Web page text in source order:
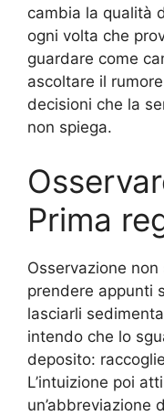
cambia la qualità
ogni volta che
guardare come
ascoltare il
decisioni che la
non spiega.
Prima
Osservazione
prendere appunti
lasciarli
intendo che lo
deposito:
L’intuizione poi
un’abbreviazione